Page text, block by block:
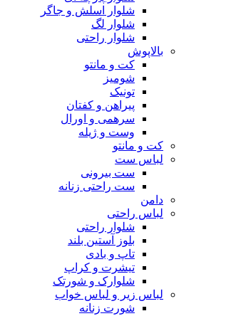
شلوار اسلش و جاگر
شلوار لگ
شلوار راحتی
بالاپوش
کت و مانتو
شومیز
تونیک
پیراهن و کفتان
سرهمی و اورال
وست و ژیله
کت و مانتو
لباس ست
ست بیرونی
ست راحتی زنانه
دامن
لباس راحتی
شلوار راحتی
بلوز آستین بلند
تاپ و بادی
تیشرت و کراپ
شلوارک و شورتک
لباس زیر و لباس خواب
شورت زنانه